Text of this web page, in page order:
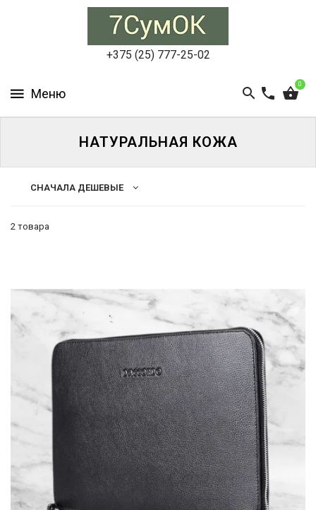
+375 (25) 777-25-02
0
МУЖСКИЕ
ДЕЛОВЫЕ
АКЦИИ
ЗАБЫЛИ
НАТУРАЛЬНАЯ КОЖА
СНАЧАЛА ДЕШЕВЫЕ
2 товара